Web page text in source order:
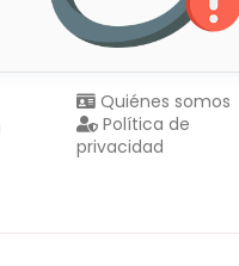
Quiénes somos
Política de
privacidad